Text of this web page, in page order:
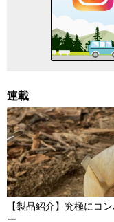
連載
【製品紹介】究極にコ
ー